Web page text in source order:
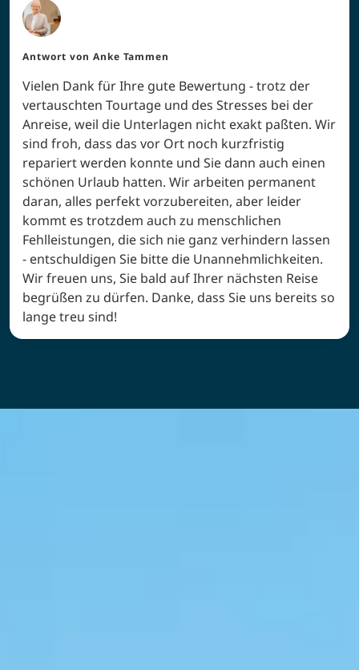
Antwort von Anke Tammen
Vielen Dank für Ihre gute Bewertung - trotz der
vertauschten Tourtage und des Stresses bei der
Anreise, weil die Unterlagen nicht exakt paßten. Wir
sind froh, dass das vor Ort noch kurzfristig
repariert werden konnte und Sie dann auch einen
schönen Urlaub hatten. Wir arbeiten permanent
daran, alles perfekt vorzubereiten, aber leider
kommt es trotzdem auch zu menschlichen
Fehlleistungen, die sich nie ganz verhindern lassen
- entschuldigen Sie bitte die Unannehmlichkeiten.
Wir freuen uns, Sie bald auf Ihrer nächsten Reise
begrüßen zu dürfen. Danke, dass Sie uns bereits so
lange treu sind!